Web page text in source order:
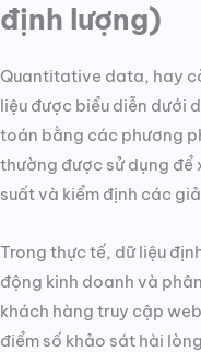
định lượng)
Quantitative data, hay
liệu được biểu diễn dưới
toán bằng các phương
thường được sử dụng để
suất và kiểm định các
Trong thực tế, dữ liệu
động kinh doanh và
khách hàng truy cập
điểm số khảo sát hài